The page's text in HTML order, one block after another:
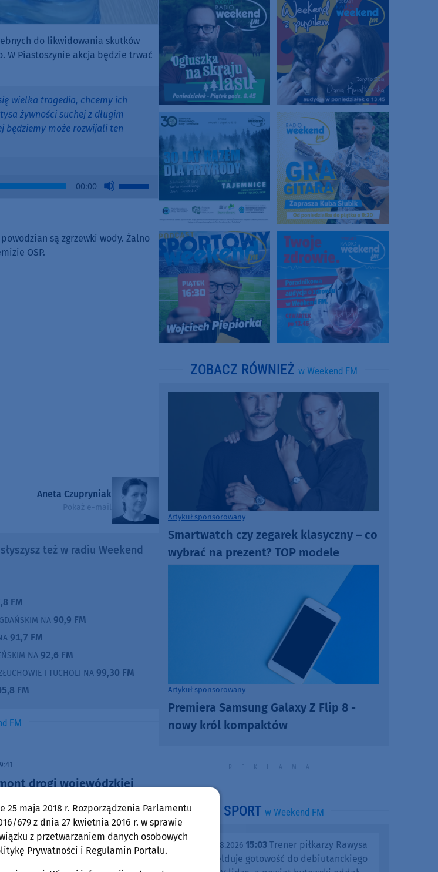
do likwidowania skutków
W Piastoszynie akcja będzie trwać
wielka tragedia, chcemy ich
żywności suchej z długim
będziemy może rozwijali ten
00:00
Use
to
decrease
są zgrzewki wody. Żalno
OSP.
Aneta Czupryniak
Pokaż e-mail
też w radiu Weekend
FM
NA 90,9 FM
91,7 FM
NA 92,6 FM
I TUCHOLI NA 99,30 FM
FM
FM
drogi wojewódzkiej
Wieszczycami a
zmodernizują ponad
ZOBACZ RÓWNIEŻ w Weekend FM
Artykuł sponsorowany
Smartwatch czy zegarek klasyczny – co
wybrać na prezent? TOP modele
Artykuł sponsorowany
Premiera Samsung Galaxy Z Flip 8 -
nowy król kompaktów
SPORT w Weekend FM
piątek, 07.08.2026 15:03 Trener piłkarzy Rawysa
Raciąż melduje gotowość do debiutanckiego
25 maja 2018 r. Rozporządzenia Parlamentu
679 z dnia 27 kwietnia 2016 r. w sprawie
z przetwarzaniem danych osobowych
Prywatności i Regulamin Portalu.